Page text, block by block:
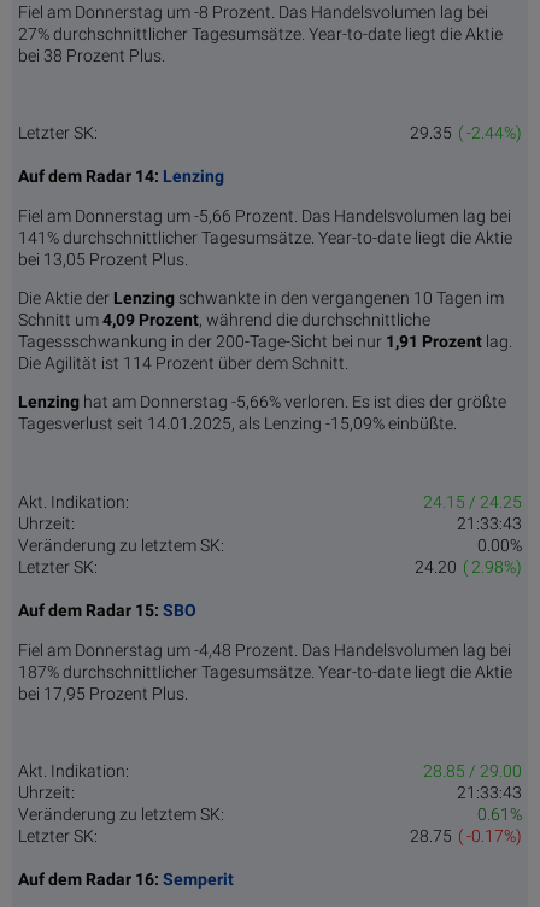
Fiel am Donnerstag um -8 Prozent. Das Handelsvolumen lag bei
27% durchschnittlicher Tagesumsätze. Year-to-date liegt die Aktie
bei 38 Prozent Plus.
Letzter SK: ( -2.44%)
29.35
Auf dem Radar 14: Lenzing
Fiel am Donnerstag um -5,66 Prozent. Das Handelsvolumen lag bei
141% durchschnittlicher Tagesumsätze. Year-to-date liegt die Aktie
bei 13,05 Prozent Plus.
Die Aktie der Lenzing schwankte in den vergangenen 10 Tagen im
Schnitt um4,09 Pro­zent, während die durchschnittliche
Tagessschwankung in der 200-Tage-Sicht bei nur 1,91 Prozent lag.
Die Agilität ist 114 Prozent über dem Schnitt.
Lenzing hat am Donnerstag -5,66% verloren. Es ist dies der größte
Tagesverlust seit 14.01.2025, als Lenzing -15,09% einbüßte.
Akt. Indikation:
24.15 / 24.25
Uhrzeit:
21:33:43
Veränderung zu letztem SK:
0.00%
Letzter SK:
( 2.98%)
24.20
Auf dem Radar 15: SBO
Fiel am Donnerstag um -4,48 Prozent. Das Handelsvolumen lag bei
187% durchschnittlicher Tagesumsätze. Year-to-date liegt die Aktie
bei 17,95 Prozent Plus.
Akt. Indikation:
28.85 / 29.00
Uhrzeit:
21:33:43
Veränderung zu letztem SK:
0.61%
Letzter SK:
( -0.17%)
28.75
Auf dem Radar 16: Semperit